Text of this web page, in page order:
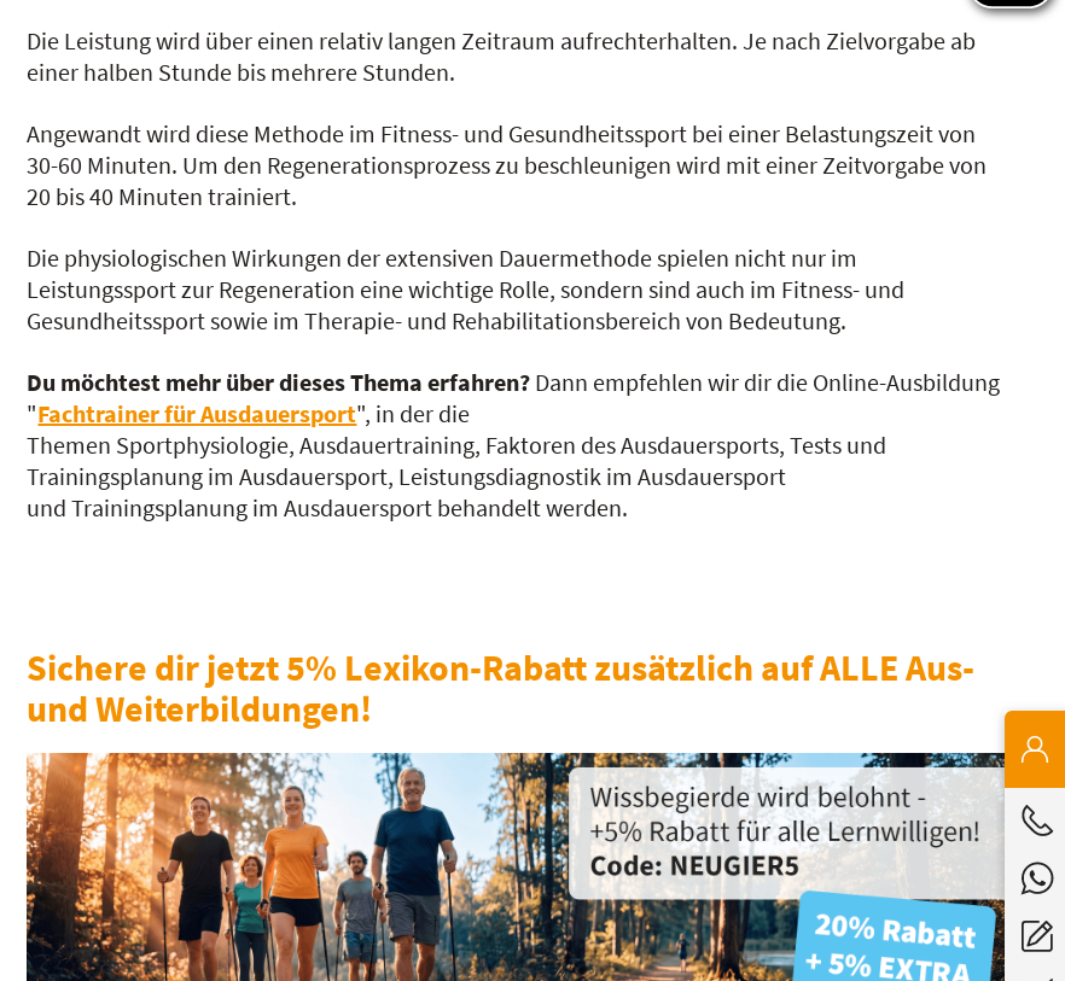
Die Leistung wird über einen relativ langen Zeitraum aufrechterhalten. Je nach Zielvorgabe ab
einer halben Stunde bis mehrere Stunden.
Angewandt wird diese Methode im Fitness- und Gesundheitssport bei einer Belastungszeit von
30-60 Minuten. Um den Regenerationsprozess zu beschleunigen wird mit einer Zeitvorgabe von
20 bis 40 Minuten trainiert.
Die physiologischen Wirkungen der extensiven Dauermethode spielen nicht nur im
Leistungssport zur Regeneration eine wichtige Rolle, sondern sind auch im Fitness- und
Gesundheitssport sowie im Therapie- und Rehabilitationsbereich von Bedeutung.
Du möchtest mehr über dieses Thema erfahren? Dann empfehlen wir dir die Online-Ausbildung
"Fachtrainer für Ausdauersport", in der die
Themen Sportphysiologie, Ausdauertraining, Faktoren des Ausdauersports, Tests und
Trainingsplanung im Ausdauersport, Leistungsdiagnostik im Ausdauersport
und Trainingsplanung im Ausdauersport behandelt werden.
Sichere dir jetzt 5% Lexikon-Rabatt zusätzlich auf ALLE Aus-
und Weiterbildungen!